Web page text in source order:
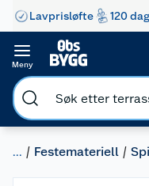
Lavprisløfte 120
Meny
... Festemateriell